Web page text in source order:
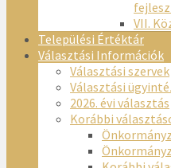
VII.
Települési Értéktár
Választási Információk
Választási szervek
Választási
2026. évi választás
Korábbi